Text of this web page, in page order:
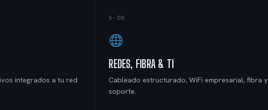
integrados a tu red
S-08
REDES, FIBRA & TI
Cableado estructurado, WiFi empresarial, fibra y
soporte.